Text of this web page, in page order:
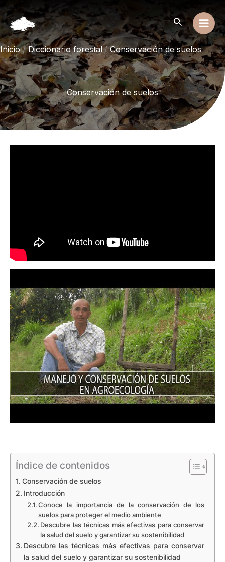
Ir
al
contenido
Buscar
Inicio Diccionario forestal Conservación de suelos
Conservación de suelos
Índice de contenidos
Conservación de suelos
Introducción
Conoce la importancia de la conservación de los
suelos para proteger el medio ambiente
Descubre las técnicas más efectivas para conservar
la salud del suelo y garantizar su sostenibilidad
Descubre las técnicas más efectivas para conservar
la salud del suelo y garantizar su sostenibilidad